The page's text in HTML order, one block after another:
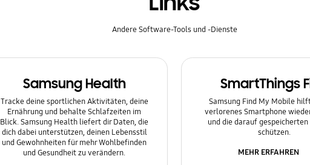
Andere Software-Tools und -Dienste
Samsung Health
Tracke deine sportlichen Aktivitäten, deine
Ernährung und behalte Schlafzeiten im
Blick. Samsung Health liefert dir Daten, die
dich dabei unterstützen, deinen Lebensstil
und Gewohnheiten für mehr Wohlbefinden
und Gesundheit zu verändern.
SmartThings
Samsung Find My Mobile
verlorenes Smartphone
und die darauf
schützen.
MEHR ERFAHREN